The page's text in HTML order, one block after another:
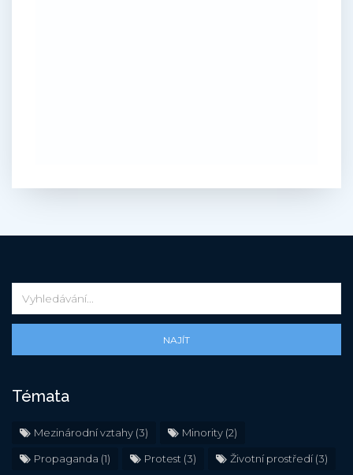
NAJÍT
Témata
Mezinárodní vztahy (3) Minority (2)
Propaganda (1) Protest (3) Životní prostředí(3)